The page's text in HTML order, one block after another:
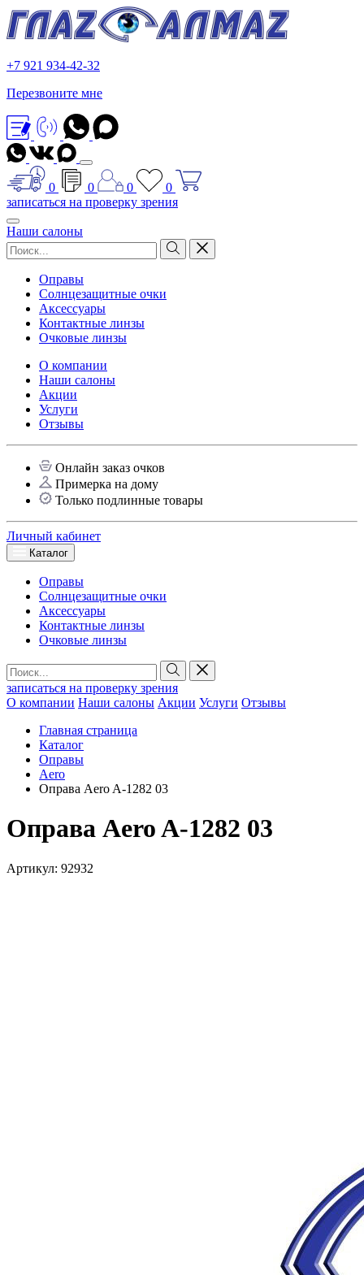
+7 921 934-42-32
Перезвоните мне
0 0 0
0
записаться на проверку зрения
Наши салоны
Оправы
Солнцезащитные очки
Аксессуары
Контактные линзы
Очковые линзы
О компании
Наши салоны
Акции
Услуги
Отзывы
Онлайн заказ очков
Примерка на дому
Только подлинные товары
Личный кабинет
Каталог
Оправы
Солнцезащитные очки
Аксессуары
Контактные линзы
Очковые линзы
записаться на проверку зрения
О компании Наши салоны Акции Услуги Отзывы
Главная страница
Каталог
Оправы
Aero
Оправа Aero A-1282 03
Оправа Aero A-1282 03
Артикул: 92932